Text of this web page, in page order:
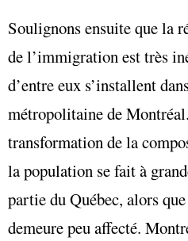
Soulignons ensuite que la
de l’immigration est très
d’entre eux s’installent
métropolitaine de
transformation de la
la population se fait à
partie du Québec, alors
demeure peu affecté.